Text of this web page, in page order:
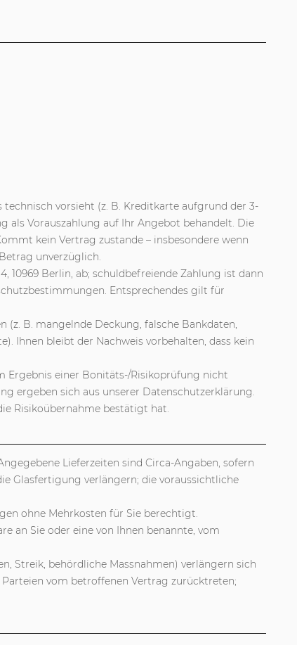
vorsieht (z. B. Kreditkarte aufgrund der 3-
als Vorauszahlung auf Ihr Angebot behandelt. Die
kein Vertrag zustande – insbesondere wenn
unverzüglich.
10969 Berlin, ab; schuldbefreiende Zahlung ist dann
Entsprechendes gilt für
(z. B. mangelnde Deckung, falsche Bankdaten,
Ihnen bleibt der Nachweis vorbehalten, dass kein
Ergebnis einer Bonitäts-/Risikoprüfung nicht
ergeben sich aus unserer Datenschutzerklärung.
Risikoübernahme bestätigt hat.
Lieferzeiten sind Circa-Angaben, sofern
Glasfertigung verlängern; die voraussichtliche
ohne Mehrkosten für Sie berechtigt.
an Sie oder eine von Ihnen benannte, vom
Streik, behördliche Massnahmen) verlängern sich
vom betroffenen Vertrag zurücktreten;